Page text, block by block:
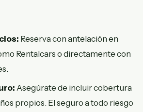
Reserva con antelación en
Rentalcars o directamente con
Asegúrate de incluir cobertura
propios. El seguro a todo riesgo